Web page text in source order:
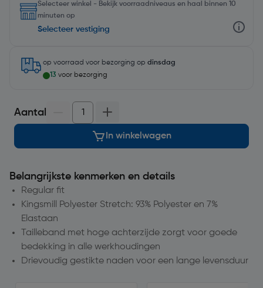
Selecteer winkel - Bekijk voorraadniveaus en haal binnen 10
minuten op
Selecteer vestiging
op voorraad voor bezorging op dinsdag
13 voor bezorging
Aantal
In winkelwagen
Belangrijkste kenmerken en details
Regular fit
Kingsmill Polyester Stretch: 93% Polyester en 7%
Elastaan
Tailleband met hoge achterzijde zorgt voor goede
bedekking in alle werkhoudingen
Drievoudig gestikte naden voor een lange levensduur